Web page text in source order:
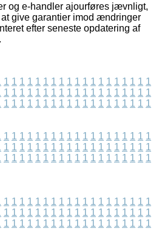
og e-handler ajourføres jævnligt,
give garantier imod ændringer
efter seneste opdatering af
1 1 1 1 1 1 1 1 1 1 1 1 1 1 1 1 1 1 1
1 1 1 1 1 1 1 1 1 1 1 1 1 1 1 1 1 1 1
1 1 1 1 1 1 1 1 1 1 1 1 1 1 1 1 1 1 1
1 1 1 1 1 1 1 1 1 1 1 1 1 1 1 1 1 1 1
1 1 1 1 1 1 1 1 1 1 1 1 1 1 1 1 1 1 1
1 1 1 1 1 1 1 1 1 1 1 1 1 1 1 1 1 1 1
1 1 1 1 1 1 1 1 1 1 1 1 1 1 1 1 1 1 1
1 1 1 1 1 1 1 1 1 1 1 1 1 1 1 1 1 1 1
1 1 1 1 1 1 1 1 1 1 1 1 1 1 1 1 1 1 1